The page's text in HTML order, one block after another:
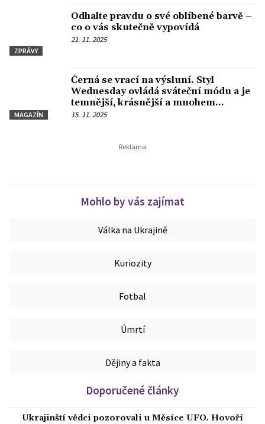
ZPRÁVY
Odhalte pravdu o své oblíbené barvě –
co o vás skutečně vypovídá
21. 11. 2025
MAGAZÍN
Černá se vrací na výsluní. Styl
Wednesday ovládá sváteční módu a je
temnější, krásnější a mnohem
jemnější
15. 11. 2025
Mohlo by vás zajímat
Válka na Ukrajině
Kuriozity
Fotbal
Úmrtí
Dějiny a fakta
Doporučené články
Ukrajinští vědci pozorovali u Měsíce UFO. Hovoří